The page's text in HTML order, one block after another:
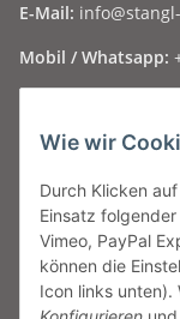
Wie wir
Durch Klicken
Einsatz
Vimeo, PayPal
können die
Icon links unten).
E-Mail:
Mobil / Whatsapp:
Informationen
Gesetzliche